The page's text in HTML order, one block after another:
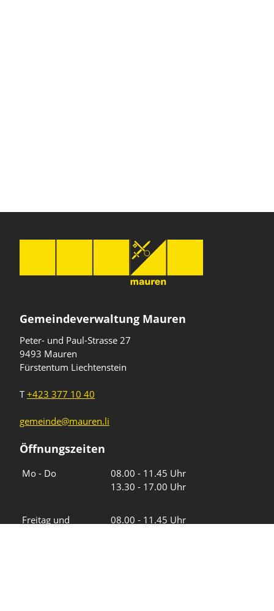
Gemeindeverwaltung Mauren
Peter- und Paul-Strasse 27
9493 Mauren
Fürstentum Liechtenstein
T+423 377 10 40
gemeinde@mauren.li
Öffnungszeiten
Mo - Do
08.00 - 11.45 Uhr
13.30 - 17.00 Uhr
Freitag und
08.00 - 11.45 Uhr